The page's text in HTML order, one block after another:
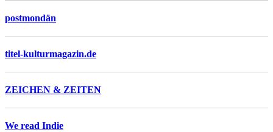
postmondän
titel-kulturmagazin.de
ZEICHEN & ZEITEN
We read Indie